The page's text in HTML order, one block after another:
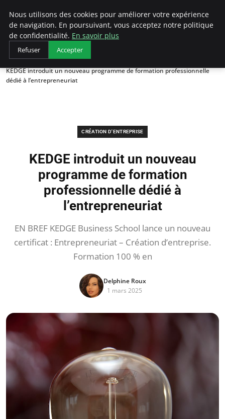
LECFCM
Accueil
Création d'entreprise
KEDGE introduit un nouveau programme de formation professionnelle
dédié à l’entrepreneuriat
CRÉATION D'ENTREPRISE
KEDGE introduit un nouveau
programme de formation
professionnelle dédié à
l’entrepreneuriat
EN BREF KEDGE Business School lance un nouveau
certificat : Entrepreneuriat – Création d’entreprise.
Formation 100 % en
Delphine Roux
1 mars 2025
Nous utilisons des cookies pour améliorer votre expérience
de navigation. En poursuivant, vous acceptez notre politique
de confidentialité. En savoir plus
Refuser Accepter